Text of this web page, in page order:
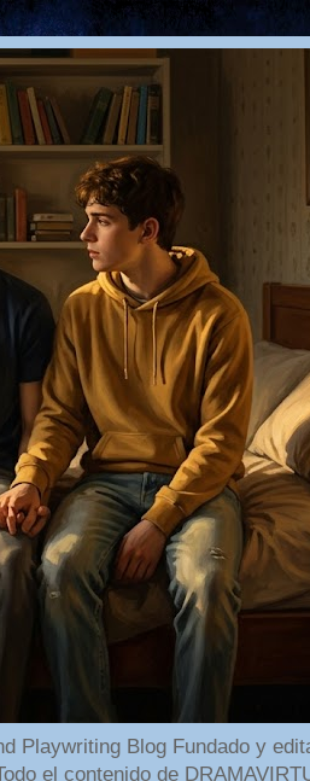
Playwriting Blog Fundado y
el contenido de